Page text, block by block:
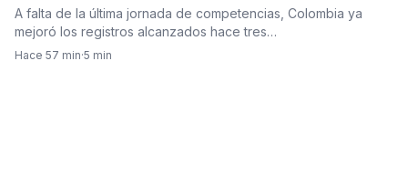
A falta de la última jornada de competencias, Colombia ya
mejoró los registros alcanzados hace tres…
Hace 57 min·5 min